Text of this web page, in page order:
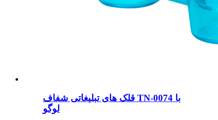
قلک های تبلیغاتی شفاف TN-0074 با
لوگو